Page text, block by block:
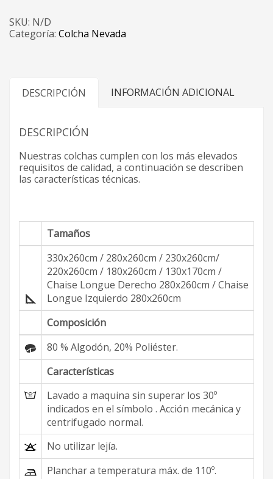
SKU: N/D
Categoría: Colcha Nevada
DESCRIPCIÓN INFORMACIÓN ADICIONAL
DESCRIPCIÓN
Nuestras colchas cumplen con los más elevados
requisitos de calidad, a continuación se describen
las características técnicas.
Tamaños
330x260cm / 280x260cm / 230x260cm/
220x260cm / 180x260cm / 130x170cm /
Chaise Longue Derecho 280x260cm / Chaise
Longue Izquierdo 280x260cm
Composición
80 % Algodón, 20% Poliéster.
Características
Lavado a maquina sin superar los 30º
indicados en el símbolo . Acción mecánica y
centrifugado normal.
No utilizar lejía.
Planchar a temperatura máx. de 110º.